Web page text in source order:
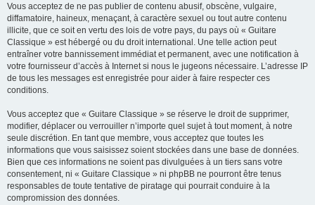
Vous acceptez de ne pas publier de contenu abusif, obscène, vulgaire,
diffamatoire, haineux, menaçant, à caractère sexuel ou tout autre contenu
illicite, que ce soit en vertu des lois de votre pays, du pays où « Guitare
Classique » est hébergé ou du droit international. Une telle action peut
entraîner votre bannissement immédiat et permanent, avec une notification à
votre fournisseur d’accès à Internet si nous le jugeons nécessaire. L’adresse IP
de tous les messages est enregistrée pour aider à faire respecter ces
conditions.
Vous acceptez que « Guitare Classique » se réserve le droit de supprimer,
modifier, déplacer ou verrouiller n’importe quel sujet à tout moment, à notre
seule discrétion. En tant que membre, vous acceptez que toutes les
informations que vous saisissez soient stockées dans une base de données.
Bien que ces informations ne soient pas divulguées à un tiers sans votre
consentement, ni « Guitare Classique » ni phpBB ne pourront être tenus
responsables de toute tentative de piratage qui pourrait conduire à la
compromission des données.